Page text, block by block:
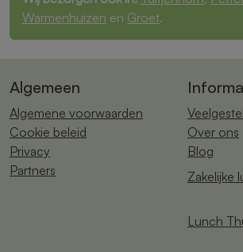
Warmenhuizen en Groet.
Algemeen
Algemene voorwaarden
Cookie beleid
Privacy
Partners
Over ons
Blog
Zakelijke
Lunch